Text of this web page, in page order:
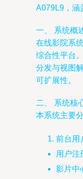
A079L9，涵
一、 系统概
在线影院系
综合性平台
分发与视图
可扩展性。
二、 系统核
本系统主要
前台用
用户注
影片中